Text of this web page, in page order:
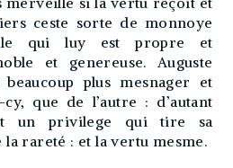
ceste sorte de monnoye
qui luy est propre et
et genereuse. Auguste
plus mesnager et
que de l’autre : d’autant
un privilege qui tire sa
la rareté : et la vertu mesme.